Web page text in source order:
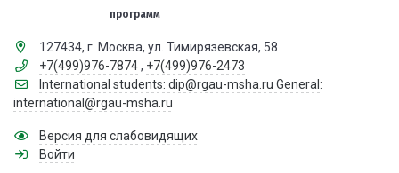
программ
127434, г. Москва, ул. Тимирязевская, 58
+7(499)976-7874 , +7(499)976-2473
International students: dip@rgau-msha.ru General:
international@rgau-msha.ru
Версия для слабовидящих
Войти